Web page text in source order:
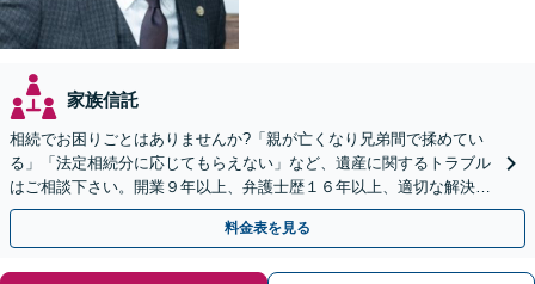
家族信託
相続でお困りごとはありませんか?「親が亡くなり兄弟間で揉めてい
る」「法定相続分に応じてもらえない」など、遺産に関するトラブル
はご相談下さい。開業９年以上、弁護士歴１６年以上、適切な解決が
モットーです。【休日・夜間対応】【女学院前駅1分】
料金表を見る